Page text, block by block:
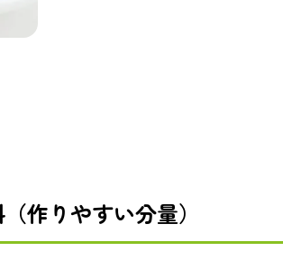
作りやすい分量）